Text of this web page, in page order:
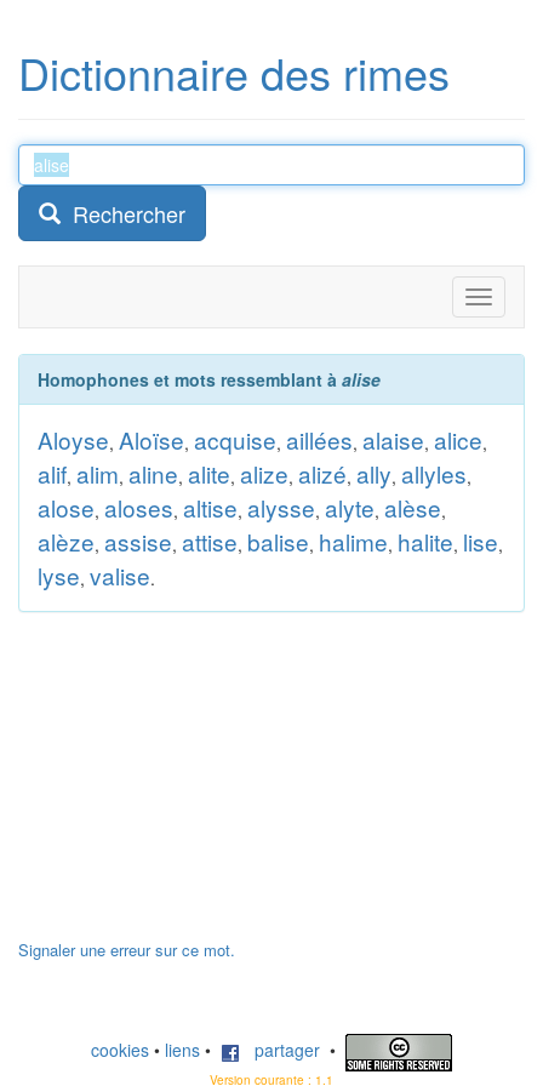
Dictionnaire des rimes
Rechercher
Toggle
Homophones et mots ressemblant à alise
Aloyse, Aloïse, acquise, aillées, alaise, alice,
alif, alim, aline, alite, alize, alizé, ally, allyles,
alose, aloses, altise, alysse, alyte, alèse,
alèze, assise, attise, balise, halime, halite, lise,
lyse, valise.
Signaler une erreur sur ce mot.
cookies • liens • partager •
Version courante : 1.1